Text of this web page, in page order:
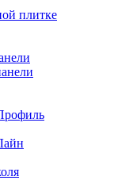
плитке